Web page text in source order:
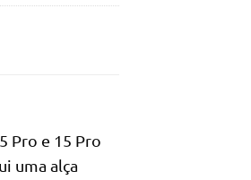
Pro e 15 Pro
uma alça